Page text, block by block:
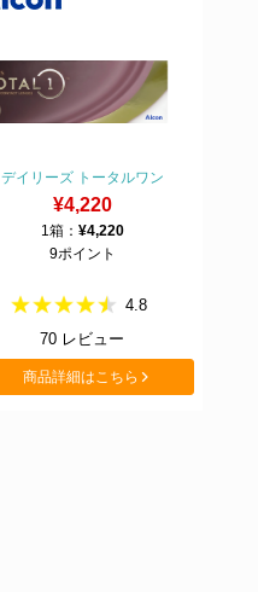
デイリーズ トータルワン
¥4,220
1箱： ¥4,220
9ポイント
4.8
70 レビュー
商品詳細はこちら